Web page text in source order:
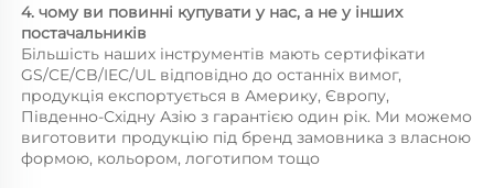
4. чому ви повинні купувати у нас, а не у інших
постачальників
Більшість наших інструментів мають сертифікати
GS/CE/CB/IEC/UL відповідно до останніх вимог,
продукція експортується в Америку, Європу,
Південно-Східну Азію з гарантією один рік. Ми можемо
виготовити продукцію під бренд замовника з власною
формою, кольором, логотипом тощо